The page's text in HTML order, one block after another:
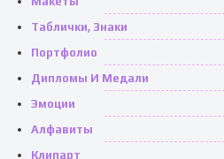
Таблички, Знаки
Портфолио
Дипломы И Медали
Эмоции
Алфавиты
Клипарт